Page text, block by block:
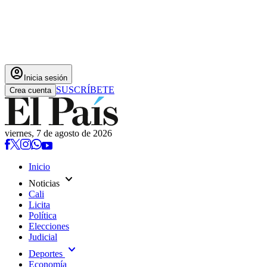
account_circle Inicia sesión
Crea cuenta SUSCRÍBETE
viernes, 7 de agosto de 2026
Inicio
Noticias expand_more
Cali
Licita
Política
Elecciones
Judicial
Deportes expand_more
Economía